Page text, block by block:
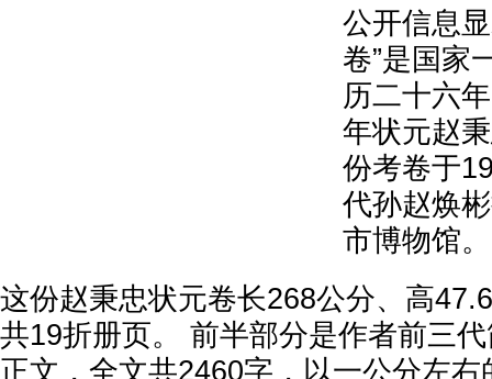
公开信息
卷”是国家
历二十六
年状元赵
份考卷于
代孙赵焕
市博物馆。
这份赵秉忠状元卷长268公分、高
共19折册页。 前半部分是作者前三
正文，全文共2460字，以一公分左